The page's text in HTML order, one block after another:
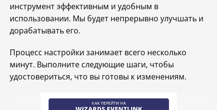
инструмент эффективным и удобным в
использовании. Мы будет непрерывно улучшать и
дорабатывать его.
Процесс настройки занимает всего несколько
минут. Выполните следующие шаги, чтобы
удостовериться, что вы готовы к изменениям.